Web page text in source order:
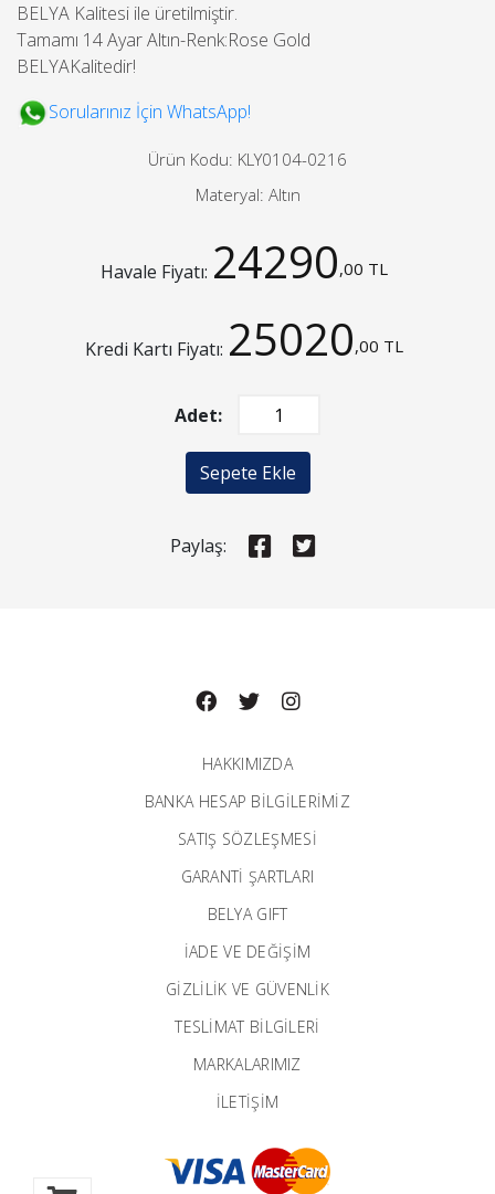
BELYA Kalitesi ile üretilmiştir.
Tamamı 14 Ayar Altın-Renk:Rose Gold
BELYAKalitedir!
Sorularınız İçin WhatsApp!
Ürün Kodu: KLY0104-0216
Materyal: Altın
Havale Fiyatı: 24290,00 TL
Kredi Kartı Fiyatı: 25020,00 TL
Adet:
Sepete Ekle
Paylaş:
HAKKIMIZDA
BANKA HESAP BILGILERIMIZ
SATIŞ SÖZLEŞMESİ
GARANTI ŞARTLARI
BELYA GIFT
İADE VE DEĞİŞİM
GİZLİLİK VE GÜVENLİK
TESLİMAT BİLGİLERİ
MARKALARIMIZ
İLETIŞIM